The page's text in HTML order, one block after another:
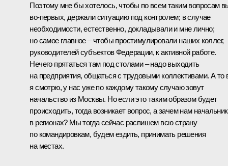
Поэтому мне бы хотелось, чтобы по всем таким вопросам
во‑первых, держали ситуацию под контролем; в случае
необходимости, естественно, докладывали и мне лично;
но самое главное – чтобы простимулировали наших коллег,
руководителей субъектов Федерации, к активной работе.
Нечего прятаться там под столами – надо выходить
на предприятия, общаться с трудовыми коллективами. А то
я смотрю, у нас уже по каждому такому случаю зовут
начальство из Москвы. Но если это таким образом будет
происходить, тогда возникает вопрос, а зачем нам
в регионах? Мы тогда сейчас распишем всю страну
по командировкам, будем ездить, принимать решения
на местах.